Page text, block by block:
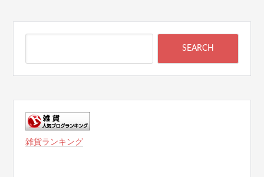
雑貨ランキング